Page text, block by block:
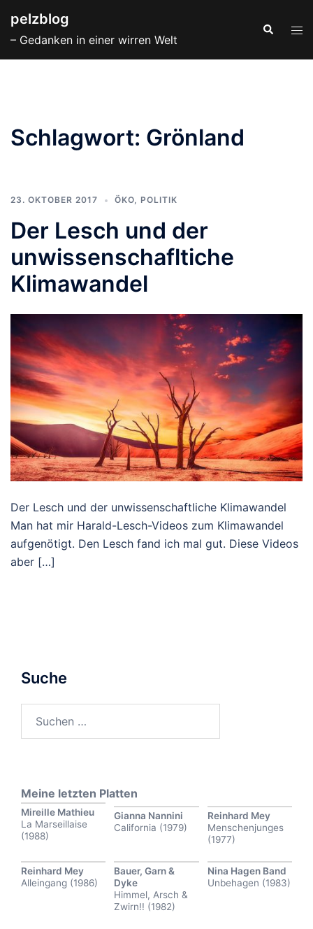
Inhalt
springen
pelzblog
– Gedanken in einer wirren Welt
Suche
Schlagwort: Grönland
23. OKTOBER 2017 ÖKO, POLITIK
Der Lesch und der
unwissenschafltiche
Klimawandel
Der Lesch und der unwissenschaftliche Klimawandel
Man hat mir Harald-Lesch-Videos zum Klimawandel
aufgenötigt. Den Lesch fand ich mal gut. Diese Videos
aber […]
Suche
nach:
Meine letzten Platten
Mireille Mathieu
La Marseillaise
(1988)
Gianna Nannini
California (1979)
Reinhard Mey
Menschenjunges
(1977)
Reinhard Mey
Alleingang (1986)
Bauer, Garn &
Dyke
Himmel, Arsch &
Zwirn!! (1982)
Nina Hagen Band
Unbehagen (1983)